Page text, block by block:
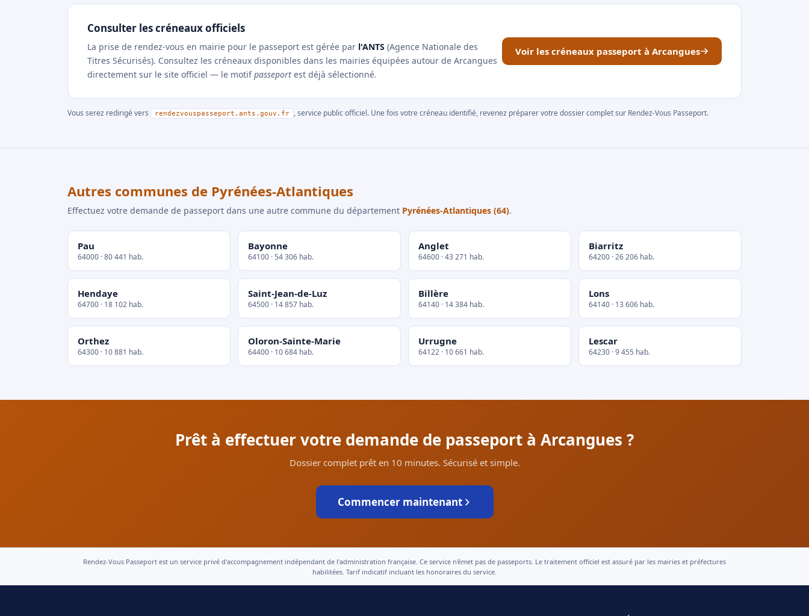
Consulter les créneaux officiels
La prise de rendez-vous en mairie pour le passeport est gérée par l'ANTS (Agence Nationale des
Titres Sécurisés). Consultez les créneaux disponibles dans les mairies équipées autour de Arcangues
directement sur le site officiel — le motifpasseport est déjà sélectionné.
Voir les créneaux passeport à Arcangues
Vous serez redirigé vers rendezvouspasseport.ants.gouv.fr , service public officiel. Une fois votre créneau identifié, revenez préparer votre dossier complet sur Rendez-Vous Passeport.
Autres communes de Pyrénées-Atlantiques
Effectuez votre demande de passeport dans une autre commune du département Pyrénées-Atlantiques (64).
Pau
64000 · 80 441 hab.
Bayonne
64100 · 54 306 hab.
Anglet
64600 · 43 271 hab.
Biarritz
64200 · 26 206 hab.
Hendaye
64700 · 18 102 hab.
Saint-Jean-de-Luz
64500 · 14 857 hab.
Billère
64140 · 14 384 hab.
Lons
64140 · 13 606 hab.
Orthez
64300 · 10 881 hab.
Oloron-Sainte-Marie
64400 · 10 684 hab.
Urrugne
64122 · 10 661 hab.
Lescar
64230 · 9 455 hab.
Prêt à effectuer votre demande de passeport à Arcangues ?
Dossier complet prêt en 10 minutes. Sécurisé et simple.
Commencer maintenant
Rendez-Vous Passeport est un service privé d'accompagnement indépendant de l'administration française. Ce service n'émet pas de passeports. Le traitement officiel est assuré par les mairies et préfectures
habilitées. Tarif indicatif incluant les honoraires du service.